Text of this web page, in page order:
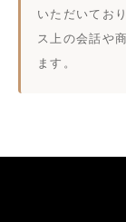
いただいてお
ス上の会話や
ます。